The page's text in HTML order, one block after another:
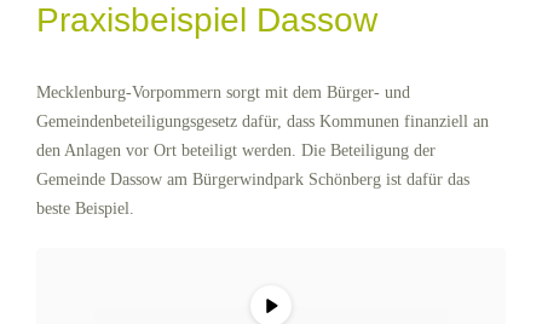
Praxisbeispiel Dassow
Mecklenburg-Vorpommern sorgt mit dem Bürger- und
Gemeindenbeteiligungsgesetz dafür, dass Kommunen finanziell an
den Anlagen vor Ort beteiligt werden. Die Beteiligung der
Gemeinde Dassow am Bürgerwindpark Schönberg ist dafür das
beste Beispiel.